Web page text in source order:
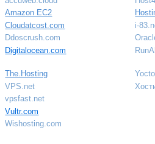
Amazon EC2
Cloudatcost.com
Ddoscrush.com
Digitalocean.com
i-
The.Hosting
VPS.net
vpsfast.net
Vultr.com
Wishosting.com